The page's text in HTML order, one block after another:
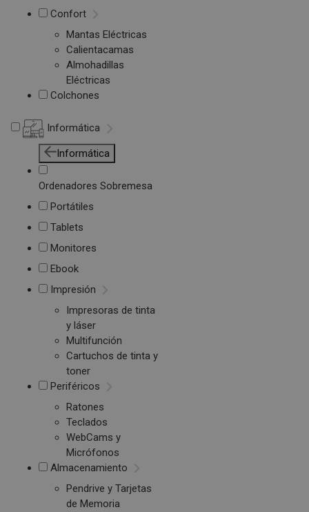
Confort
Mantas Eléctricas
Calientacamas
Almohadillas
Eléctricas
Colchones
Informática
Informática
Ordenadores Sobremesa
Portátiles
Tablets
Monitores
Ebook
Impresión
Impresoras de tinta
y láser
Multifunción
Cartuchos de tinta y
toner
Periféricos
Ratones
Teclados
WebCams y
Micrófonos
Almacenamiento
Pendrive y Tarjetas
de Memoria